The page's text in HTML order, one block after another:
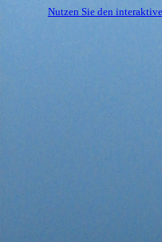
Nutzen Sie den